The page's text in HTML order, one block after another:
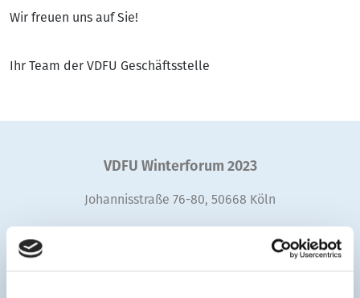
Wir freuen uns auf Sie!
Ihr Team der VDFU Geschäftsstelle
VDFU Winterforum 2023
Johannisstraße 76-80, 50668 Köln